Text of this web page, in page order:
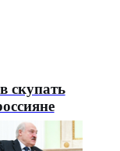
скупать